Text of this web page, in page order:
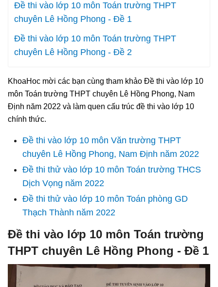
Đề thi vào lớp 10 môn Toán trường THPT
chuyên Lê Hồng Phong - Đề 1
Đề thi vào lớp 10 môn Toán trường THPT
chuyên Lê Hồng Phong - Đề 2
KhoaHoc mời các bạn cùng tham khảo Đề thi vào lớp 10
môn Toán trường THPT chuyên Lê Hồng Phong, Nam
Định năm 2022 và làm quen cấu trúc đề thi vào lớp 10
chính thức.
Đề thi vào lớp 10 môn Văn trường THPT
chuyên Lê Hồng Phong, Nam Định năm 2022
Đề thi thử vào lớp 10 môn Toán trường THCS
Dịch Vọng năm 2022
Đề thi thử vào lớp 10 môn Toán phòng GD
Thạch Thành năm 2022
Đề thi vào lớp 10 môn Toán trường
THPT chuyên Lê Hồng Phong - Đề 1